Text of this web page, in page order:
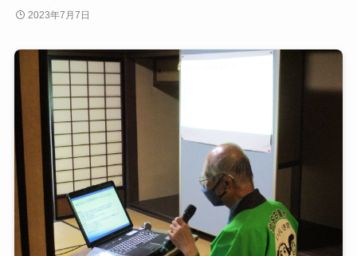
2023年7月7日